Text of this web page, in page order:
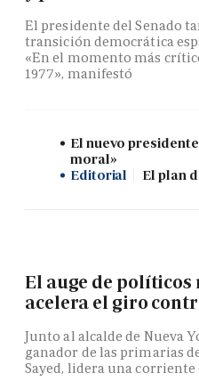
El presidente del Senado
transición democrática
«En el momento más
1977», manifestó
El nuevo
moral»
Editorial
El plan
El auge de políticos
acelera el giro
Junto al alcalde de Nueva
ganador de las primarias
Sayed, lidera una